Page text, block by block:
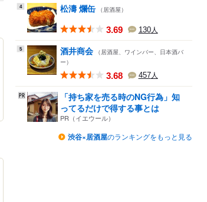
4 松濤 爛缶 （居酒屋）
3.69 130人
5 酒井商会 （居酒屋、ワインバー、日本酒バ
ー）
3.68 457人
「持ち家を売る時のNG行為」知
ってるだけで得する事とは
PR（イエウール）
渋谷×居酒屋のランキングをもっと見る